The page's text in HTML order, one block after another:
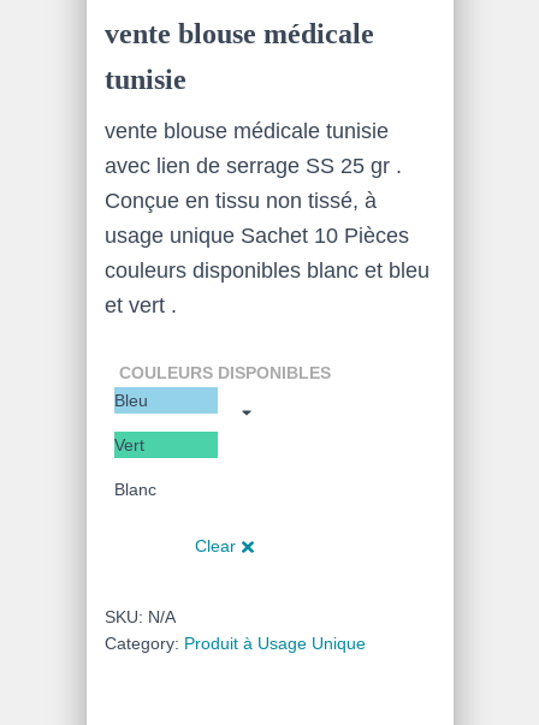
vente blouse médicale
tunisie
vente blouse médicale tunisie
avec lien de serrage SS 25 gr .
Conçue en tissu non tissé, à
usage unique Sachet 10 Pièces
couleurs disponibles blanc et bleu
et vert .
COULEURS DISPONIBLES
Bleu
Vert
Blanc
Clear
SKU: N/A
Category: Produit à Usage Unique